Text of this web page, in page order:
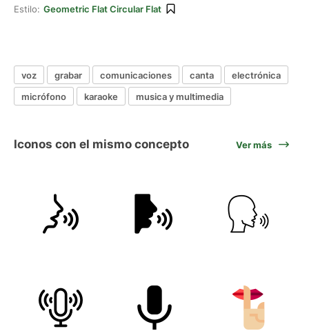
Estilo: Geometric Flat Circular Flat
voz grabar comunicaciones canta
electrónica
micrófono
karaoke musica y multimedia
Iconos con el mismo concepto Ver más